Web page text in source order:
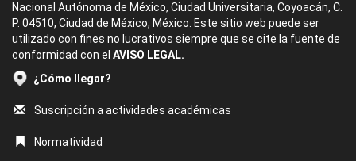
Nacional Autónoma de México, Ciudad Universitaria, Coyoacán, C.
P. 04510, Ciudad de México, México. Este sitio web puede ser
utilizado con fines no lucrativos siempre que se cite la fuente de
conformidad con el AVISO LEGAL.
¿Cómo llegar?
Suscripción a actividades académicas
Normatividad